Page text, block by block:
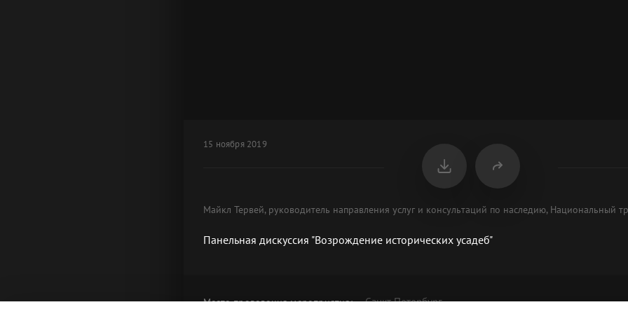
15 ноября 2019
Майкл Тервей, руководитель направления услуг и консультаций по наследию, Национальный
Панельная дискуссия "Возрождение исторических усадеб"
Место проведениямероприятия: Санкт-Петербург